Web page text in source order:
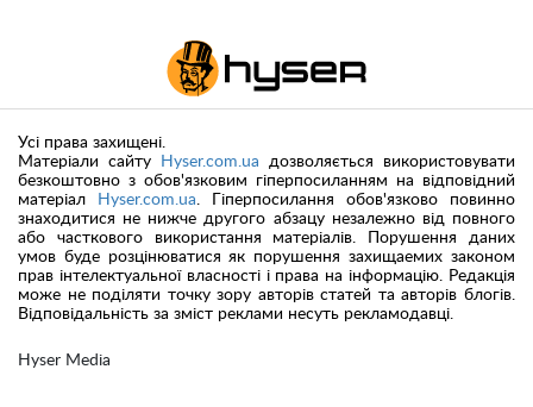
Hyser Media
Усі права захищені.
Матеріали сайту
Hyser.com.ua дозволяється використовувати
безкоштовно з обов'язковим гіперпосиланням на відповідний
матеріал
Hyser.com.ua. Гіперпосилання обов'язково повинно
знаходитися не нижче другого абзацу незалежно від повного
або часткового використання матеріалів. Порушення даних
умов буде розцінюватися як порушення захищаемих законом
прав інтелектуальної власності і права на інформацію. Редакція
може не поділяти точку зору авторів статей та авторів блогів.
Відповідальність за зміст реклами несуть рекламодавці.